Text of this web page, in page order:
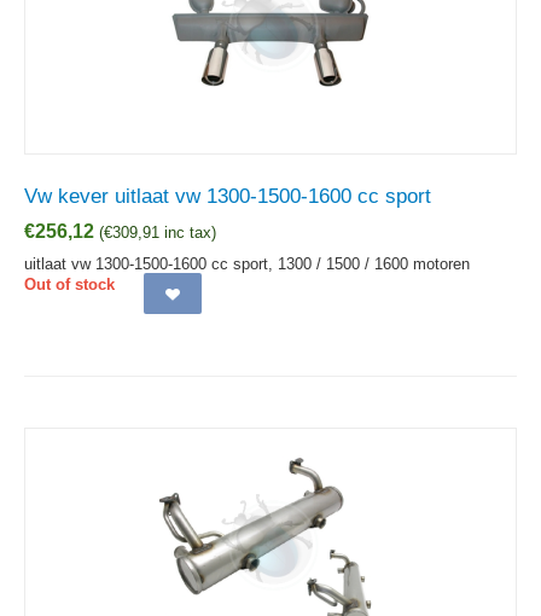
Vw kever uitlaat vw 1300-1500-1600 cc sport
€256,12 (€309,91 inc tax)
uitlaat vw 1300-1500-1600 cc sport, 1300 / 1500 / 1600 motoren
Out of stock